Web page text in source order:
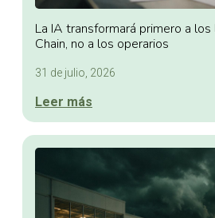
La IA transformará primero a
Chain, no a los operarios
31 de julio, 2026
Leer más